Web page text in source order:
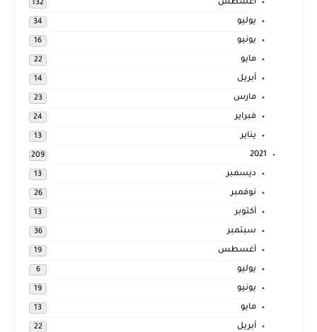
أغسطس 132
يوليو 34
يونيو 16
مايو 22
أبريل 14
مارس 23
فبراير 24
يناير 13
2021
209
ديسمبر 13
نوفمبر 26
أكتوبر 13
سبتمبر 36
أغسطس 19
يوليو 6
يونيو 19
مايو 13
أبريل 22